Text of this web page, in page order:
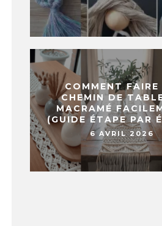
APPUYEZ SUR CE POINT
PIED PENDANT 2
IMMÉDIATEMENT !
28 DÉCEMBRE 2015
COMMENT FAIRE
CHEMIN DE
MACRAMÉ
(GUIDE ÉTAPE PAR
6 AVRIL 2026